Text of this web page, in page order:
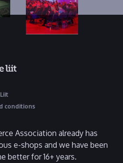
conditions
Association already has
e-shops and we have been
better for 16+ years.